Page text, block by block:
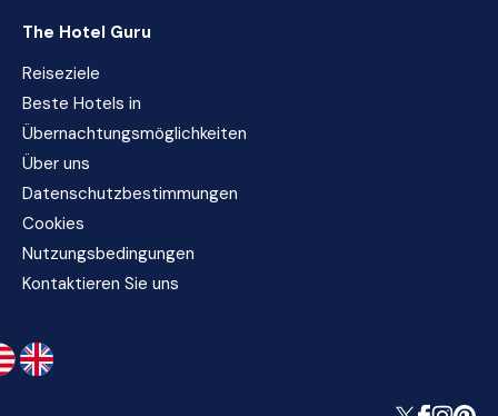
The Hotel Guru
Reiseziele
Beste Hotels in
Übernachtungsmöglichkeiten
Über uns
Datenschutzbestimmungen
Cookies
Nutzungsbedingungen
Kontaktieren Sie uns